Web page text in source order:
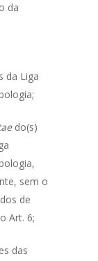
da
da Liga
do(s)
sem o
de
Art. 6;
das